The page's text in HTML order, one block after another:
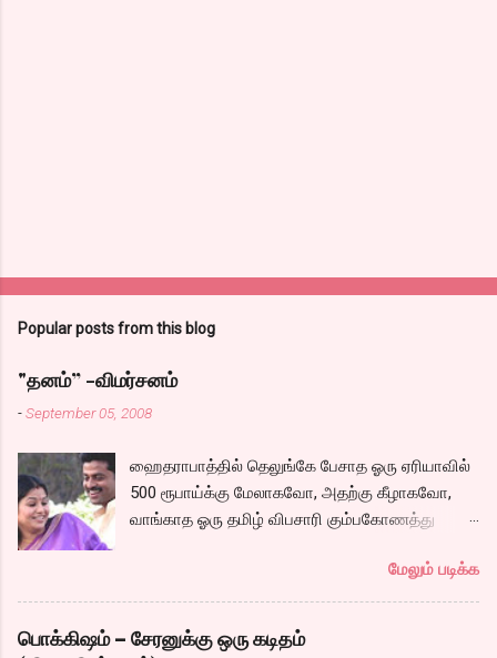
Popular posts from this blog
"தனம்” -விமர்சனம்
-September 05, 2008
ஹைதராபாத்தில் தெலுங்கே பேசாத ஓரு ஏரியாவில்
500 ரூபாய்க்கு மேலாகவோ, அதற்கு கீழாகவோ,
வாங்காத ஓரு தமிழ் விபசாரி கும்பகோணத்து
வாழ்கைபடுகிறாள். அவளுடய வாழ்கை எப்படி
அமைந்தது? என்ற ஓரு நல்ல லைனை , சங்கீதா
தன்னுடய இடுப்பை சுழற்றி, சுழற்றி நடப்பதை போல்
சும்மா, சுத்தி, சுத்தி குழப்பி, நம்பமுடியாத
மேலும் படிக்க
பொக்கிஷம் – சேரனுக்கு ஒரு கடிதம்